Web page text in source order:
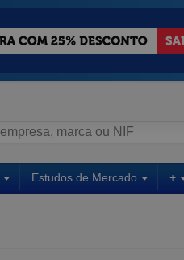
Estudos de Mercado +